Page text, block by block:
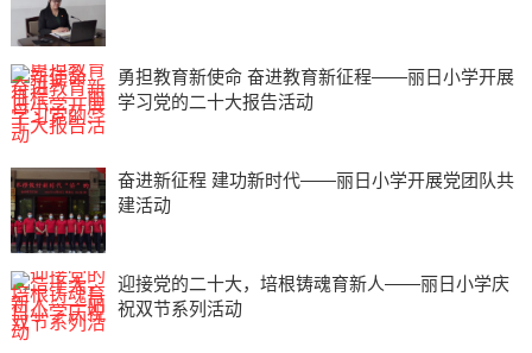
勇担教育新使命 奋进教育新征程——丽日小学开展
学习党的二十大报告活动
奋进新征程 建功新时代——丽日小学开展党团队共
建活动
迎接党的二十大，培根铸魂育新人——丽日小学庆
祝双节系列活动